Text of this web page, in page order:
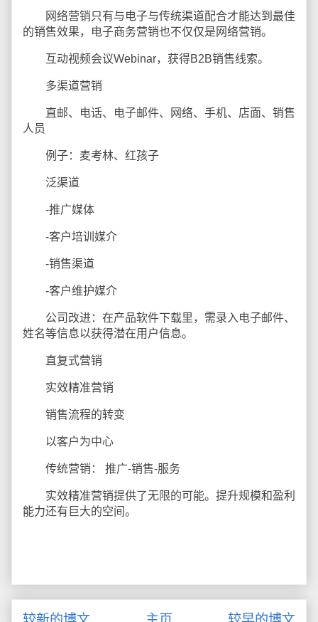
网络营销只有与电子与传统渠道配合才能达到最佳
的销售效果，电子商务营销也不仅仅是网络营销。
互动视频会议Webinar，获得B2B销售线索。
多渠道营销
直邮、电话、电子邮件、网络、手机、店面、销售
人员
例子：麦考林、红孩子
泛渠道
-推广媒体
-客户培训媒介
-销售渠道
-客户维护媒介
公司改进：在产品软件下载里，需录入电子邮件、
姓名等信息以获得潜在用户信息。
直复式营销
实效精准营销
销售流程的转变
以客户为中心
传统营销： 推广-销售-服务
实效精准营销提供了无限的可能。提升规模和盈利
能力还有巨大的空间。